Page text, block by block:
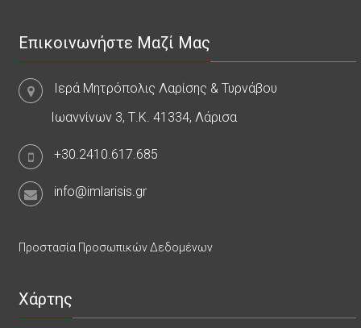
Επικοινωνήστε Μαζί Μας
Ιερά Μητρόπολις Λαρίσης & Τυρνάβου
Ιωαννίνων 3, Τ.Κ. 41334, Λάρισα
+30.2410.617.685
info@imlarisis.gr
Προστασία Προσωπικών Δεδομένων
Χάρτης